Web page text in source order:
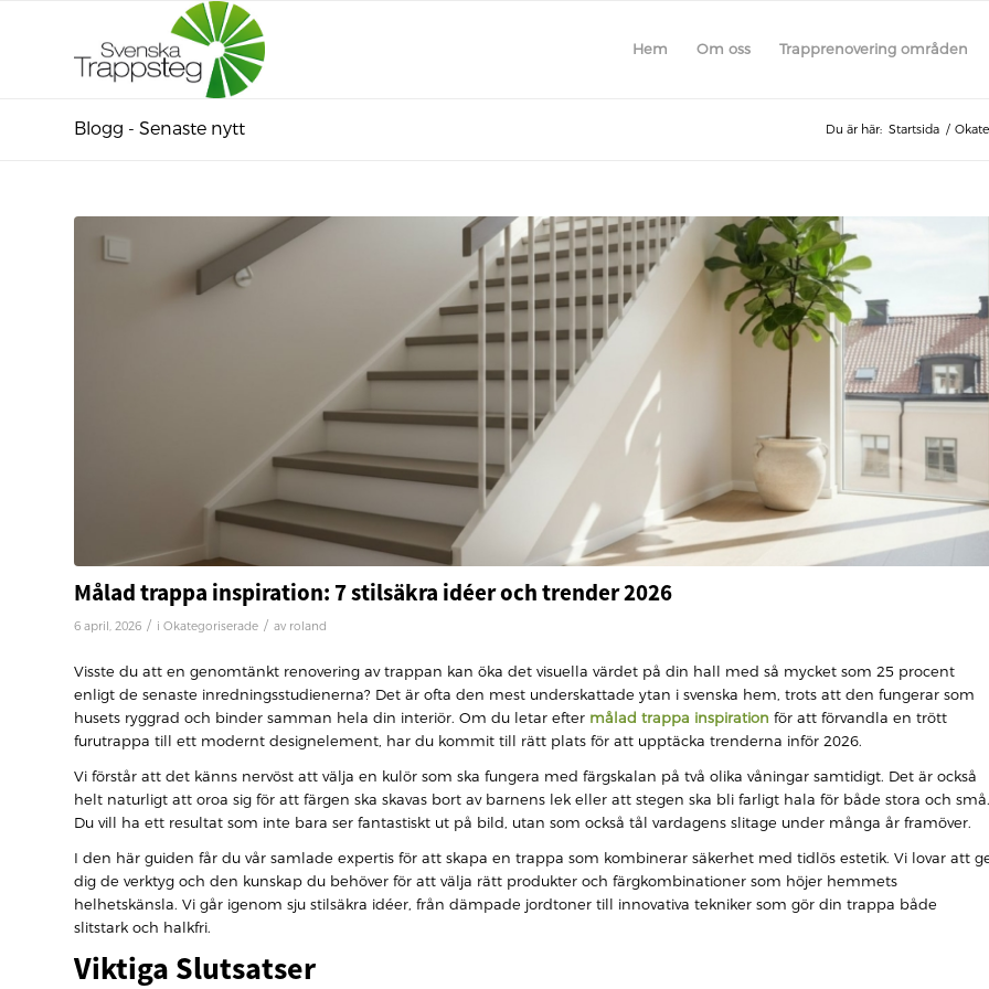
Hem Om oss Trapprenovering områden
Blogg - Senaste nytt Du är här: Startsida /
Målad trappa inspiration: 7 stilsäkra idéer och trender 2026
6 april, 2026 / i Okategoriserade / av roland
Visste du att en genomtänkt renovering av trappan kan öka det visuella värdet på din hall med så mycket som 25 procent
enligt de senaste inredningsstudienerna? Det är ofta den mest underskattade ytan i svenska hem, trots att den fungerar som
husets ryggrad och binder samman hela din interiör. Om du letar efter målad trappa inspiration för att förvandla en trött
furutrappa till ett modernt designelement, har du kommit till rätt plats för att upptäcka trenderna inför 2026.
Vi förstår att det känns nervöst att välja en kulör som ska fungera med färgskalan på två olika våningar samtidigt. Det är också
helt naturligt att oroa sig för att färgen ska skavas bort av barnens lek eller att stegen ska bli farligt hala för både stora och små.
Du vill ha ett resultat som inte bara ser fantastiskt ut på bild, utan som också tål vardagens slitage under många år framöver.
I den här guiden får du vår samlade expertis för att skapa en trappa som kombinerar säkerhet med tidlös estetik. Vi lovar att
dig de verktyg och den kunskap du behöver för att välja rätt produkter och färgkombinationer som höjer hemmets
helhetskänsla. Vi går igenom sju stilsäkra idéer, från dämpade jordtoner till innovativa tekniker som gör din trappa både
slitstark och halkfri.
Viktiga Slutsatser